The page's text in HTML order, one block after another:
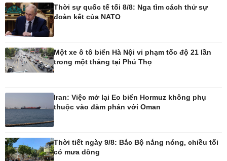
Pháp luật
Vụ án
Tin nóng
Thể thao
Thế giới thể thao
Lịch thi đấu bóng đá
Ô tô - Xe máy
Xe máy
Tư vấn
Doanh nghiệp 24h
Thời sự quốc tế tối 8/8: Nga tìm cách thử sự
đoàn kết của NATO
Một xe ô tô biển Hà Nội vi phạm tốc độ 21 lần
trong một tháng tại Phú Thọ
Iran: Việc mở lại Eo biển Hormuz không phụ
thuộc vào đàm phán với Oman
Thời tiết ngày 9/8: Bắc Bộ nắng nóng, chiều tối
có mưa dông